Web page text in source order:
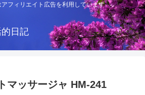
フィリエイト広告を利用しています
日記
マッサージャ HM-241